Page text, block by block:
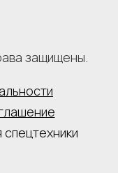
защищены.